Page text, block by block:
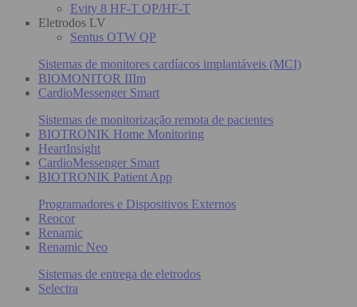
Evity 8 HF-T QP/HF-T
Eletrodos LV
Sentus OTW QP
Sistemas de monitores cardíacos implantáveis (MCI)
BIOMONITOR IIIm
CardioMessenger Smart
Sistemas de monitorização remota de pacientes
BIOTRONIK Home Monitoring
HeartInsight
CardioMessenger Smart
BIOTRONIK Patient App
Programadores e Dispositivos Externos
Reocor
Renamic
Renamic Neo
Sistemas de entrega de eletrodos
Selectra